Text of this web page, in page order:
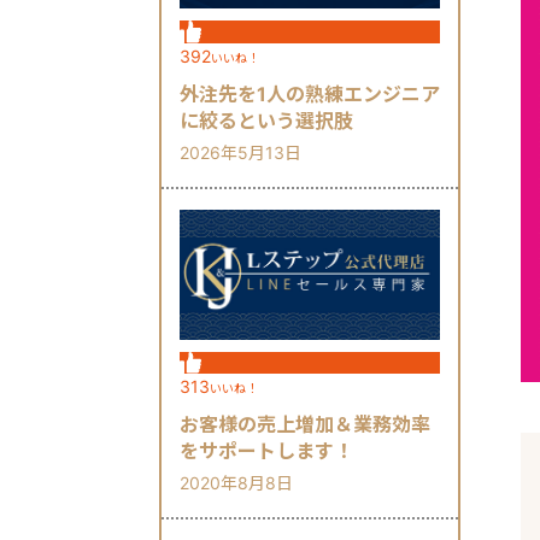
392いいね！
外注先を1人の熟練エンジニア
に絞るという選択肢
2026年5月13日
313いいね！
お客様の売上増加＆業務効率
をサポートします！
2020年8月8日